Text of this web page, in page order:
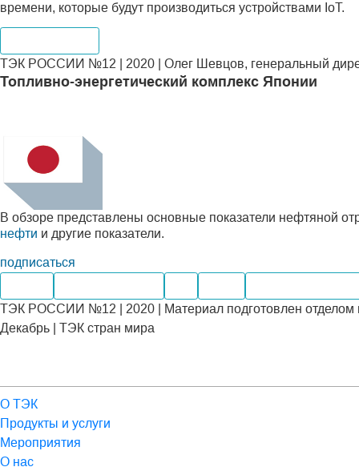
времени, которые будут производиться устройствами IoT.
ТЭК РОССИИ №12 | 2020 | Олег Шевцов, генеральный
Топливно-энергетический комплекс Японии
В обзоре представлены основные показатели нефтяной
нефти и другие показатели.
подписаться
ТЭК РОССИИ №12 | 2020 | Материал подготовлен отделом
Декабрь | ТЭК стран мира
О ТЭК
Продукты и услуги
Мероприятия
О нас